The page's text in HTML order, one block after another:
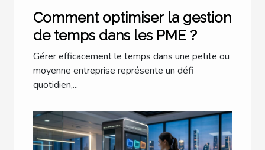
Comment optimiser la gestion
de temps dans les PME ?
Gérer efficacement le temps dans une petite ou
moyenne entreprise représente un défi
quotidien,...